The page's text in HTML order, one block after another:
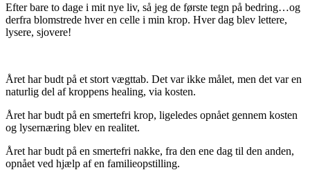
Efter bare to dage i mit nye liv, så jeg de første tegn på bedring…og
derfra blomstrede hver en celle i min krop. Hver dag blev lettere,
lysere, sjovere!
Året har budt på et stort vægttab. Det var ikke målet, men det var en
naturlig del af kroppens healing, via kosten.
Året har budt på en smertefri krop, ligeledes opnået gennem kosten
og lysernæring blev en realitet.
Året har budt på en smertefri nakke, fra den ene dag til den anden,
opnået ved hjælp af en familieopstilling.